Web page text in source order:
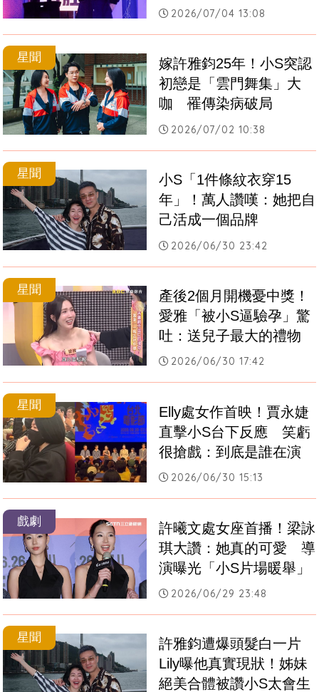
2026/07/04 13:08
星聞
嫁許雅鈞25年！小S突認
初戀是「雲門舞集」大
咖　罹傳染病破局
2026/07/02 10:38
星聞
小S「1件條紋衣穿15
年」！萬人讚嘆：她把自
己活成一個品牌
2026/06/30 23:42
星聞
產後2個月開機憂中獎！
愛雅「被小S逼驗孕」驚
吐：送兒子最大的禮物
2026/06/30 17:42
星聞
Elly處女作首映！賈永婕
直擊小S台下反應　笑虧
很搶戲：到底是誰在演
2026/06/30 15:13
戲劇
許曦文處女座首播！梁詠
琪大讚：她真的可愛　導
演曝光「小S片場暖舉」
2026/06/29 23:48
星聞
許雅鈞遭爆頭髮白一片
Lily曝他真實現狀！姊妹
絕美合體被讚小S太會生